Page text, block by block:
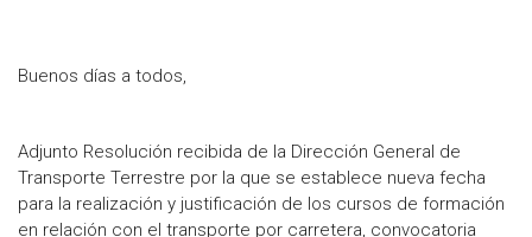
Buenos días a todos,
Adjunto Resolución recibida de la Dirección General de
Transporte Terrestre por la que se establece nueva fecha
para la realización y justificación de los cursos de formación
en relación con el transporte por carretera, convocatoria